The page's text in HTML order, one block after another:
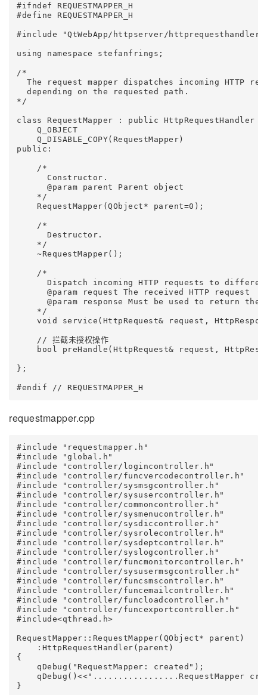
#ifndef REQUESTMAPPER_H
#define REQUESTMAPPER_H
#include "QtWebApp/httpserver/
using namespace stefanfrings;
/*
The request mapper dispatches incoming HTTP
  depending on the requested path.
*/
class RequestMapper : public HttpRequestHandler {
    Q_OBJECT
    Q_DISABLE_COPY(RequestMapper)
public:
    /*
      Constructor.
      @param parent Parent object
    */
    RequestMapper(QObject* parent=0);
    /*
      Destructor.
    */
    ~RequestMapper();
    /*
Dispatch incoming HTTP requests to
      @param request The received HTTP request
@param response Must be used to return the
    */
void service(HttpRequest& request,
    // 拦截未授权操作
bool preHandle(HttpRequest& request,
};
requestmapper.cpp
#include "requestmapper.h"
#include "global.h"
#include "controller/logincontroller.h"
#include "controller/funcvercodecontroller.h"
#include "controller/sysmsgcontroller.h"
#include "controller/sysusercontroller.h"
#include "controller/commoncontroller.h"
#include "controller/sysmenucontroller.h"
#include "controller/sysdiccontroller.h"
#include "controller/sysrolecontroller.h"
#include "controller/sysdeptcontroller.h"
#include "controller/syslogcontroller.h"
#include "controller/funcmonitorcontroller.h"
#include "controller/sysusermsgcontroller.h"
#include "controller/funcsmscontroller.h"
#include "controller/funcemailcontroller.h"
#include "controller/funcloadcontroller.h"
#include "controller/funcexportcontroller.h"
#include<qthread.h>
RequestMapper::RequestMapper(QObject* parent)
    :HttpRequestHandler(parent)
{
    qDebug("RequestMapper: created");
qDebug()<<".................RequestMapper
}